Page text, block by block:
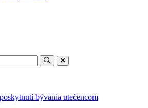
bývania utečencom